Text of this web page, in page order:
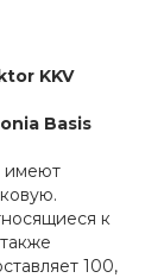
Basis
имеют
к
100,